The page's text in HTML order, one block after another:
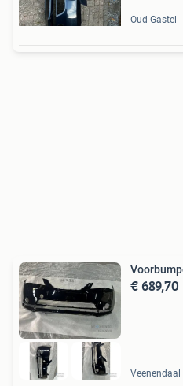
Oud Gastel
€ 689,70
Veenendaal